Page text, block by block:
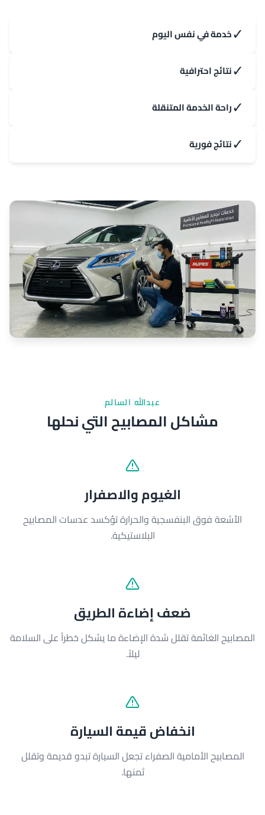
✓خدمة في نفس اليوم
✓نتائج احترافية
✓راحة الخدمة المتنقلة
✓نتائج فورية
عبدالله السالم
مشاكل المصابيح التي نحلها
الغيوم والاصفرار
الأشعة فوق البنفسجية والحرارة تؤكسد عدسات المصابيح
البلاستيكية.
ضعف إضاءة الطريق
المصابيح الغائمة تقلل شدة الإضاءة ما يشكل خطراً على السلامة
ليلاً.
انخفاض قيمة السيارة
المصابيح الأمامية الصفراء تجعل السيارة تبدو قديمة وتقلل
ثمنها.